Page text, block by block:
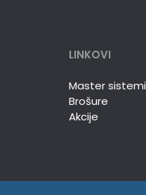
LINKOVI
Master sistemi
Brošure
Akcije